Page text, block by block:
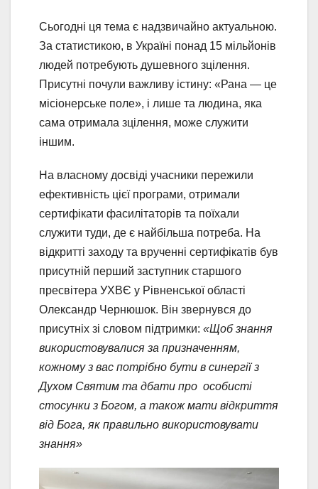
Сьогодні ця тема є надзвичайно актуальною.
За статистикою, в Україні понад 15 мільйонів
людей потребують душевного зцілення.
Присутні почули важливу істину: «Рана — це
місіонерське поле», і лише та людина, яка
сама отримала зцілення, може служити
іншим.
На власному досвіді учасники пережили
ефективність цієї програми, отримали
сертифікати фасилітаторів та поїхали
служити туди, де є найбільша потреба. На
відкритті заходу та врученні сертифікатів був
присутній перший заступник старшого
пресвітера УХВЄ у Рівненської області
Олександр Чернюшок. Він звернувся до
присутніх зі словом підтримки: «Щоб знання
використовувалися за призначенням,
кожному з вас потрібно бути в синергії з
Духом Святим та дбати про особисті
стосунки з Богом, а також мати відкриття
від Бога, як правильно використовувати
знання»